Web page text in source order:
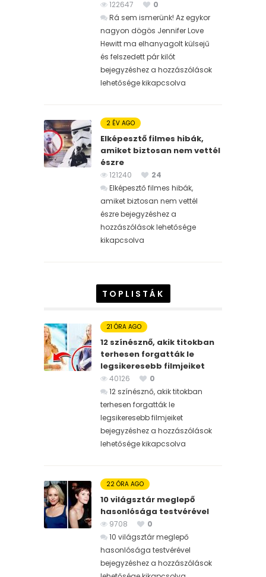
122647
0
Rá sem ismerünk! Az egykor
nagyon dögös Jennifer Love
Hewitt ma elhanyagolt külsejű
és felszedett pár kilót
bejegyzéshez a hozzászólások
lehetősége kikapcsolva
2 ÉV AGO
Elképesztő filmes hibák,
amiket biztosan nem vettél
észre
121240
24
Elképesztő filmes hibák,
amiket biztosan nem vettél
észre bejegyzéshez a
hozzászólások lehetősége
kikapcsolva
TOPLISTÁK
21 ÓRA AGO
12 színésznő, akik titokban
terhesen forgatták le
legsikeresebb filmjeiket
40126
0
12 színésznő, akik titokban
terhesen forgatták le
legsikeresebb filmjeiket
bejegyzéshez a hozzászólások
lehetősége kikapcsolva
22 ÓRA AGO
10 világsztár meglepő
hasonlósága testvérével
9708
0
10 világsztár meglepő
hasonlósága testvérével
bejegyzéshez a hozzászólások